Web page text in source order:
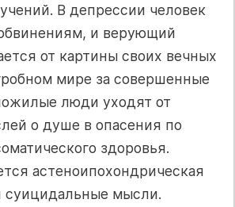
В депрессии человек
и верующий
от картины своих вечных
мире за совершенные
люди уходят от
о душе в опасения по
здоровья.
астеноипохондрическая
суицидальные мысли.